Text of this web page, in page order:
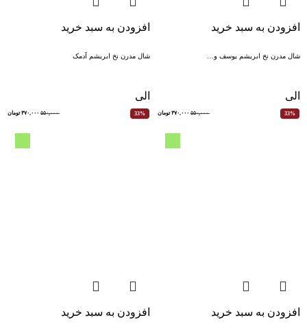
افزودن به سبد خرید
شال مدرن نخ ابریشم یوسف و…
الی
33% ۵۵۰,۰۰۰ ۳۷۰,۰۰۰ تومان
افزودن به سبد خرید
شال مدرن نخ ابریشم آدمک
الی
33% ۵۵۰,۰۰۰ ۳۷۰,۰۰۰ تومان
افزودن به سبد خرید افزودن به سبد خرید